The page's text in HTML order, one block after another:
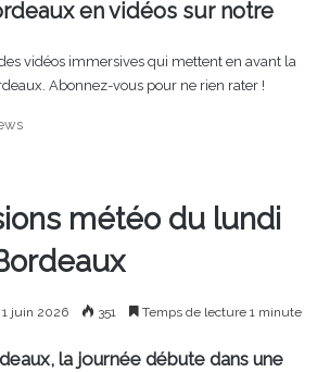
en vidéos sur notre
vidéos immersives qui mettent en avant la
Abonnez-vous pour ne rien rater !
météo du lundi
1 juin 2026 351 Temps de lecture 1 minute
la journée débute dans une